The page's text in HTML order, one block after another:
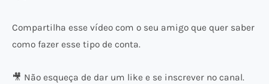
Compartilha esse vídeo com o seu amigo que quer saber
como fazer esse tipo de conta.
🎥 Não esqueça de dar um like e se inscrever no canal.